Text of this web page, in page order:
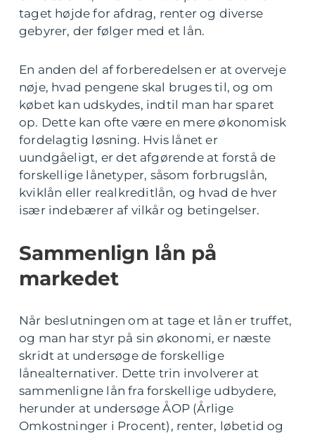
taget højde for afdrag, renter og diverse
gebyrer, der følger med et lån.
En anden del af forberedelsen er at overveje
nøje, hvad pengene skal bruges til, og om
købet kan udskydes, indtil man har sparet
op. Dette kan ofte være en mere økonomisk
fordelagtig løsning. Hvis lånet er
uundgåeligt, er det afgørende at forstå de
forskellige lånetyper, såsom forbrugslån,
kviklån eller realkreditlån, og hvad de hver
især indebærer af vilkår og betingelser.
Sammenlign lån på
markedet
Når beslutningen om at tage et lån er truffet,
og man har styr på sin økonomi, er næste
skridt at undersøge de forskellige
lånealternativer. Dette trin involverer at
sammenligne lån fra forskellige udbydere,
herunder at undersøge ÅOP (Årlige
Omkostninger i Procent), renter, løbetid og